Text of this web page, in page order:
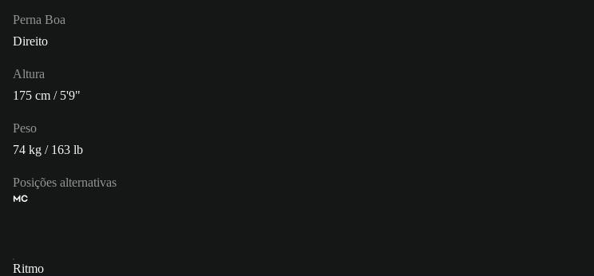
Perna Boa
Direito
Altura
175 cm / 5'9"
Peso
74 kg / 163 lb
Posições alternativas
MC
Ritmo